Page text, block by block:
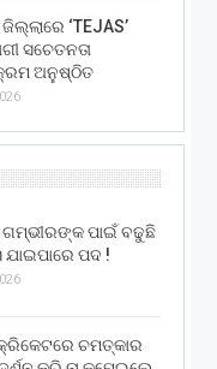
‘TEJAS’
ସଚେତନତା
ଅନୁଷ୍ଠିତ
ପାଇଁ ବଢୁଛି
ପଦ !
ଚମତ୍କାର